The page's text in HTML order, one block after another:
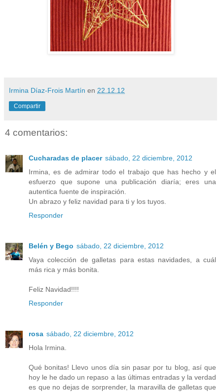
Irmina Díaz-Frois Martín en 22.12.12
Compartir
4 comentarios:
Cucharadas de placer sábado, 22 diciembre, 2012
Irmina, es de admirar todo el trabajo que has hecho y el
esfuerzo que supone una publicación diaría; eres una
autentica fuente de inspiración.
Un abrazo y feliz navidad para ti y los tuyos.
Responder
Belén y Bego sábado, 22 diciembre, 2012
Vaya colección de galletas para estas navidades, a cuál
más rica y más bonita.
Feliz Navidad!!!!
Responder
rosa sábado, 22 diciembre, 2012
Hola Irmina.
Qué bonitas! Llevo unos día sin pasar por tu blog, así que
hoy le he dado un repaso a las últimas entradas y la verdad
es que no dejas de sorprender, la maravilla de galletas que